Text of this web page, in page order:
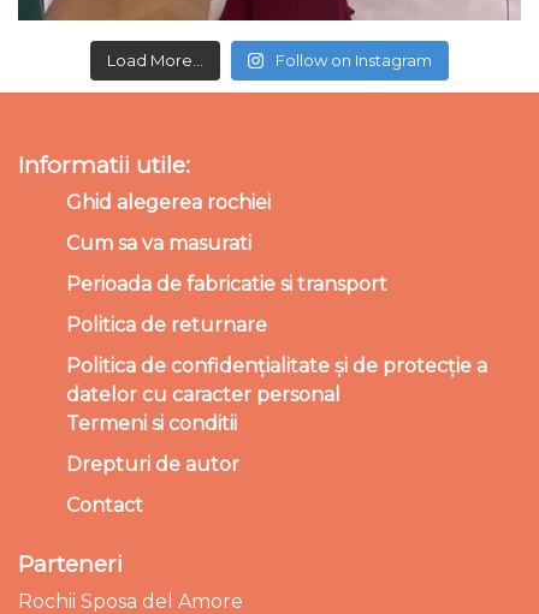
Load More... Follow on Instagram
Informatii utile:
Ghid alegerea rochiei
Cum sa va masurati
Perioada de fabricatie si transport
Politica de returnare
Politica de confidențialitate și de protecție a
datelor cu caracter personal
Termeni si conditii
Drepturi de autor
Contact
Parteneri
Rochii Sposa del Amore